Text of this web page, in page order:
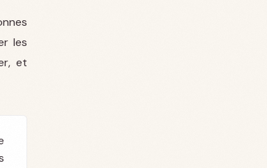
les
et